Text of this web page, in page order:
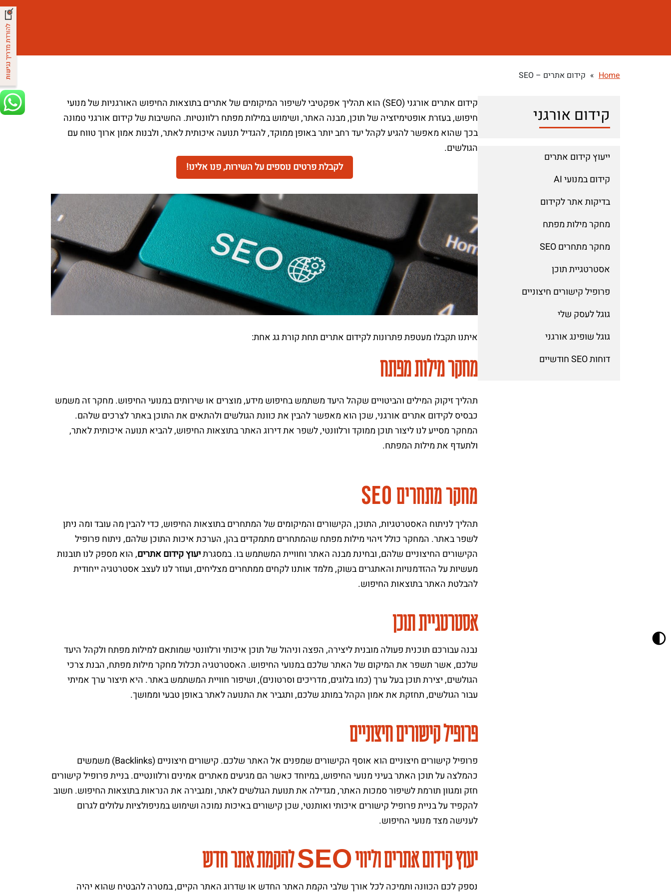
Home
» קידום אתרים – SEO
קידום אורגני
ייעוץ קידום אתרים
קידום במנועי AI
בדיקות אתר לקידום
מחקר מילות מפתח
מחקר מתחרים SEO
אסטרטגיית תוכן
פרופיל קישורים חיצוניים
גוגל לעסק שלי
גוגל שופינג אורגני
דוחות SEO חודשיים
קידום אתרים אורגני (SEO) הוא תהליך אפקטיבי לשיפור המיקומים של אתרים בתוצאות החיפוש האורגניות של מנועי
חיפוש, בעזרת אופטימיזציה של תוכן, מבנה האתר, ושימוש במילות מפתח רלוונטיות. החשיבות של קידום אורגני טמונה
בכך שהוא מאפשר להגיע לקהל יעד רחב יותר באופן ממוקד, להגדיל תנועה איכותית לאתר, ולבנות אמון ארוך טווח עם
הגולשים.
לקבלת פרטים נוספים על השירות, פנו אלינו!
איתנו תקבלו מעטפת פתרונות לקידום אתרים תחת קורת גג אחת:
מחקר מילות מפתח
תהליך זיקוק המילים והביטויים שקהל היעד משתמש בחיפוש מידע, מוצרים או שירותים במנועי החיפוש. מחקר זה משמש
כבסיס לקידום אתרים אורגני, שכן הוא מאפשר להבין את כוונת הגולשים ולהתאים את התוכן באתר לצרכים שלהם.
המחקר מסייע לנו ליצור תוכן ממוקד ורלוונטי, לשפר את דירוג האתר בתוצאות החיפוש, להביא תנועה איכותית לאתר,
ולתעדף את מילות המפתח.
מחקר מתחרים SEO
תהליך לניתוח האסטרטגיות, התוכן, הקישורים והמיקומים של המתחרים בתוצאות החיפוש, כדי להבין מה עובד ומה ניתן
לשפר באתר. המחקר כולל זיהוי מילות מפתח שהמתחרים מתמקדים בהן, הערכת איכות התוכן שלהם, ניתוח פרופיל
הקישורים החיצוניים שלהם, ובחינת מבנה האתר וחוויית המשתמש בו. במסגרתיעוץ קידום אתרים, הוא מספק לנו תובנות
מעשיות על ההזדמנויות והאתגרים בשוק, מלמד אותנו לקחים ממתחרים מצליחים, ועוזר לנו לעצב אסטרטגיה ייחודית
להבלטת האתר בתוצאות החיפוש.
אסטרטגיית תוכן
נבנה עבורכם תוכנית פעולה מובנית ליצירה, הפצה וניהול של תוכן איכותי ורלוונטי שמותאם למילות מפתח ולקהל היעד
שלכם, אשר תשפר את המיקום של האתר שלכם במנועי החיפוש. האסטרטגיה תכלול מחקר מילות מפתח, הבנת צרכי
הגולשים, יצירת תוכן בעל ערך (כמו בלוגים, מדריכים וסרטונים), ושיפור חוויית המשתמש באתר. היא תיצור ערך אמיתי
עבור הגולשים, תחזקת את אמון הקהל במותג שלכם, ותגביר את התנועה לאתר באופן טבעי וממושך.
פרופיל קישורים חיצוניים
פרופיל קישורים חיצוניים הוא אוסף הקישורים שמפנים אל האתר שלכם. קישורים חיצוניים (Backlinks) משמשים
כהמלצה על תוכן האתר בעיני מנועי החיפוש, במיוחד כאשר הם מגיעים מאתרים אמינים ורלוונטיים. בניית פרופיל קישורים
חזק ומגוון תורמת לשיפור סמכות האתר, מגדילה את תנועת הגולשים לאתר, ומגבירה את הנראות בתוצאות החיפוש. חשוב
להקפיד על בניית פרופיל קישורים איכותי ואותנטי, שכן קישורים באיכות נמוכה ושימוש במניפולציות עלולים לגרום
לענישה מצד מנועי החיפוש.
יעוץ קידום אתרים וליווי SEO להקמת אתר חדש
נספק לכם הכוונה ותמיכה לכל אורך שלבי הקמת האתר החדש או שדרוג האתר הקיים, במטרה להבטיח שהוא יהיה